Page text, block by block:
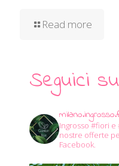
Read more
Seguici
Ingrosso #fiori
nostre offerte
Facebook.